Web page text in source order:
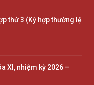
thứ 3 (Kỳ hợp thường lệ
XI, nhiệm kỳ 2026 –